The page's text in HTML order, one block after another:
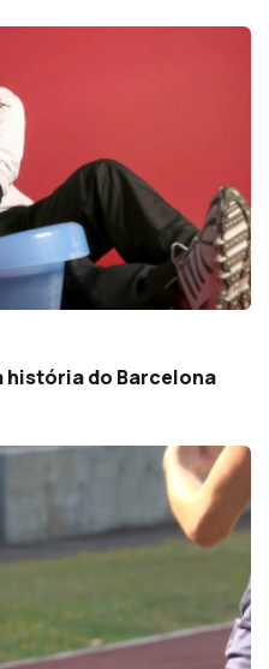
história do Barcelona